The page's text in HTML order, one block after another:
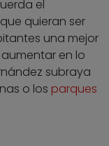
el
quieran ser
una mejor
en lo
subraya
o los parques